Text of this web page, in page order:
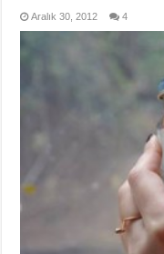
Aralık 30, 2012 4